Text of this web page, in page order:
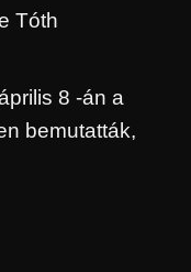
Tóth
8 -án a
bemutatták,